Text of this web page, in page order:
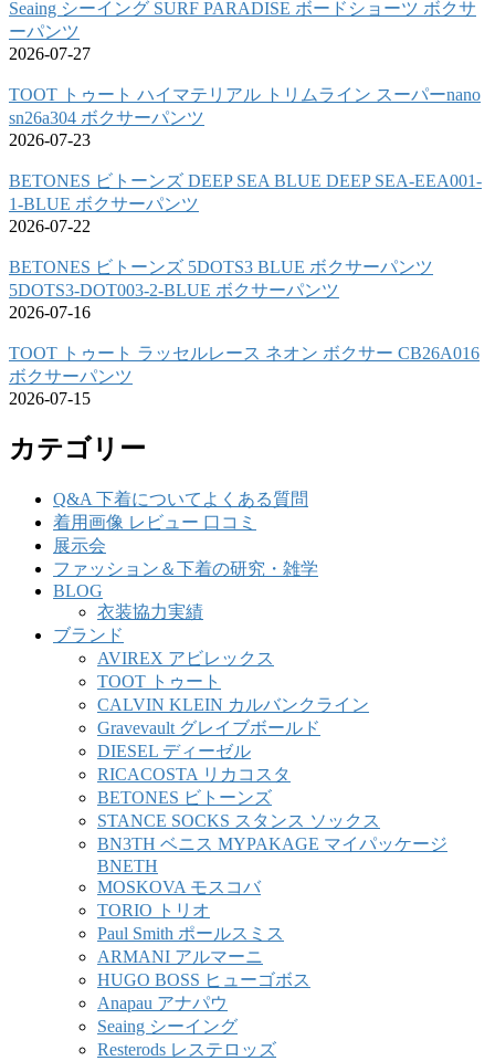
Seaing シーイング SURF PARADISE ボードショーツ ボクサ
ーパンツ
2026-07-27
TOOT トゥート ハイマテリアル トリムライン スーパーnano
sn26a304 ボクサーパンツ
2026-07-23
BETONES ビトーンズ DEEP SEA BLUE DEEP SEA-EEA001-
1-BLUE ボクサーパンツ
2026-07-22
BETONES ビトーンズ 5DOTS3 BLUE ボクサーパンツ
5DOTS3-DOT003-2-BLUE ボクサーパンツ
2026-07-16
TOOT トゥート ラッセルレース ネオン ボクサー CB26A016
ボクサーパンツ
2026-07-15
カテゴリー
Q&A 下着についてよくある質問
着用画像 レビュー 口コミ
展示会
ファッション＆下着の研究・雑学
BLOG
衣装協力実績
ブランド
AVIREX アビレックス
TOOT トゥート
CALVIN KLEIN カルバンクライン
Gravevault グレイブボールド
DIESEL ディーゼル
RICACOSTA リカコスタ
BETONES ビトーンズ
STANCE SOCKS スタンス ソックス
BN3TH ベニス MYPAKAGE マイパッケージ
BNETH
MOSKOVA モスコバ
TORIO トリオ
Paul Smith ポールスミス
ARMANI アルマーニ
HUGO BOSS ヒューゴボス
Anapau アナパウ
Seaing シーイング
Resterods レステロッズ